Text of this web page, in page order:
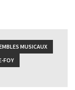
MUSICAUX
FOY